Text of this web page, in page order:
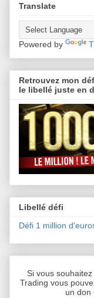
Translate
Powered by
Retrouvez mon
le libellé juste en
Libellé défi
Défi 1 million
Si vous
Trading vous
un don